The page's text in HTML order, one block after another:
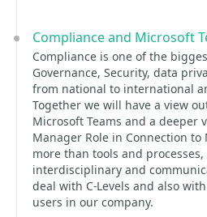
Compliance and Microsoft
Compliance is one of the
Governance, Security, data
from national to international
Together we will have a view
Microsoft Teams and a deeper
Manager Role in Connection to
more than tools and processes,
interdisciplinary and
deal with C-Levels and also
users in our company.